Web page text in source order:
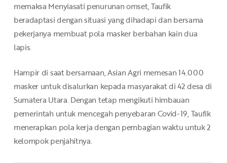
memaksa Menyiasati penurunan omset, Taufik
beradaptasi dengan situasi yang dihadapi dan bersama
pekerjanya membuat pola masker berbahan kain dua
lapis.
Hampir di saat bersamaan, Asian Agri memesan 14.000
masker untuk disalurkan kepada masyarakat di 42 desa di
Sumatera Utara. Dengan tetap mengikuti himbauan
pemerintah untuk mencegah penyebaran Covid-19, Taufik
menerapkan pola kerja dengan pembagian waktu untuk 2
kelompok penjahitnya.